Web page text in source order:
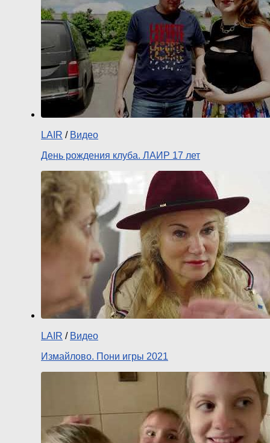
LAIR / Видео
День рождения клуба. ЛАИР 17 лет
LAIR / Видео
Измайлово. Пони игры 2021